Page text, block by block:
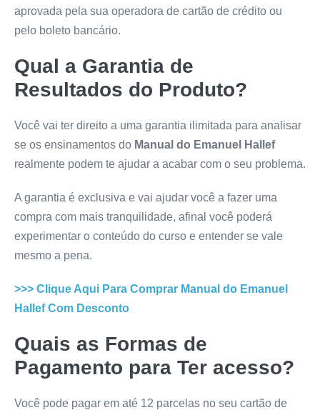
aprovada pela sua operadora de cartão de crédito ou
pelo boleto bancário.
Qual a Garantia de
Resultados do Produto?
Você vai ter direito a uma garantia ilimitada para analisar
se os ensinamentos do Manual do Emanuel Hallef
realmente podem te ajudar a acabar com o seu problema.
A garantia é exclusiva e vai ajudar você a fazer uma
compra com mais tranquilidade, afinal você poderá
experimentar o conteúdo do curso e entender se vale
mesmo a pena.
>>> Clique Aqui Para Comprar Manual do Emanuel
HallefCom Desconto
Quais as Formas de
Pagamento para Ter acesso?
Você pode pagar em até 12 parcelas no seu cartão de